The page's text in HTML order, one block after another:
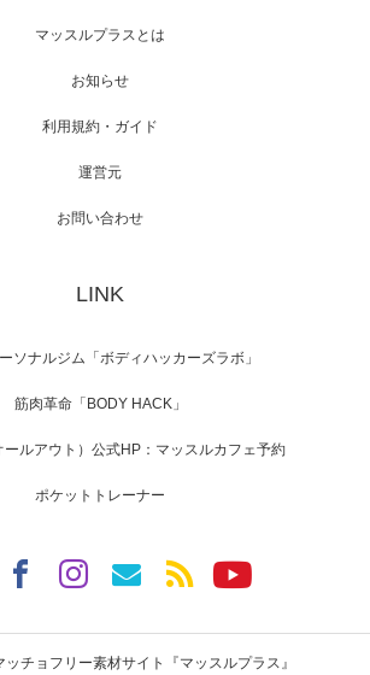
映画「メカバース」舞台挨拶へマッスルプラ
【TV】NHK BS「COOL JAPAN 」にてマッス
「ねとらぼ」さんに…
マッスルプラスとは
お知らせ
利用規約・ガイド
運営元
お問い合わせ
LINK
ソナルジム「ボディハッカーズラボ」
筋肉革命「BODY HACK」
ールアウト）公式HP：マッスルカフェ予約
ポケットトレーナー
ッチョフリー素材サイト『マッスルプラス』